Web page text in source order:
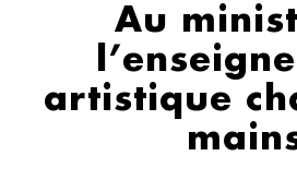
Au
artistique